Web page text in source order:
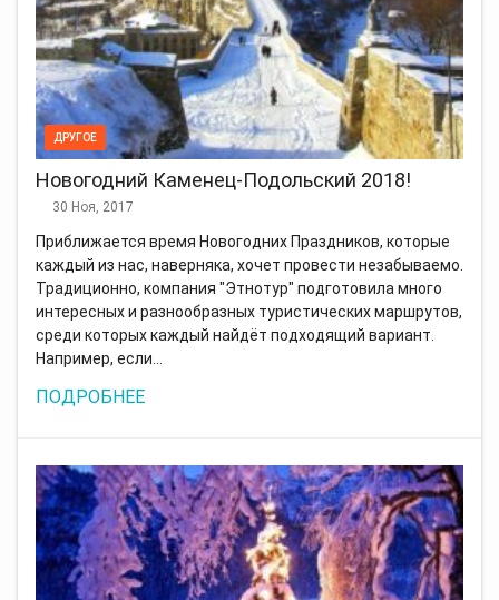
ДРУГОЕ
Новогодний Каменец-Подольский 2018!
30 Ноя, 2017
Приближается время Новогодних Праздников, которые
каждый из нас, наверняка, хочет провести незабываемо.
Традиционно, компания "Этнотур" подготовила много
интересных и разнообразных туристических маршрутов,
среди которых каждый найдёт подходящий вариант.
Например, если…
ПОДРОБНЕЕ